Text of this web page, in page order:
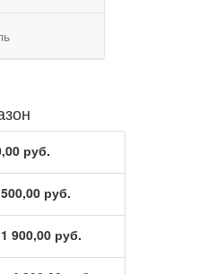
руб.
руб.
900,00 руб.